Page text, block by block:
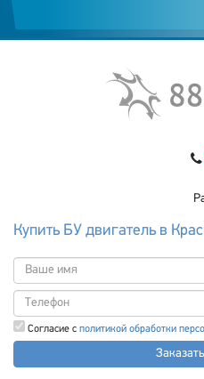
Купить БУ двигатель в
Согласие с политикой обработки